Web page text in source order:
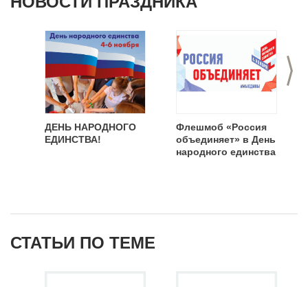
>
ДЕНЬ НАРОДНОГО
ЕДИНСТВА!
Флешмоб «Россия
объединяет» в День
народного единства
СТАТЬИ ПО ТЕМЕ